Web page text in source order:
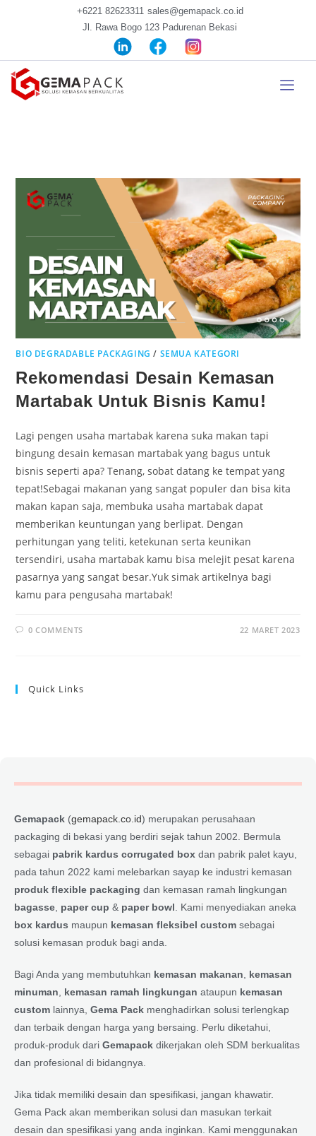
+6221 82623311 sales@gemapack.co.id
Jl. Rawa Bogo 123 Padurenan Bekasi
BIO DEGRADABLE PACKAGING / SEMUA KATEGORI
Rekomendasi Desain Kemasan
Martabak Untuk Bisnis Kamu!
Lagi pengen usaha martabak karena suka makan tapi
bingung desain kemasan martabak yang bagus untuk
bisnis seperti apa? Tenang, sobat datang ke tempat yang
tepat!Sebagai makanan yang sangat populer dan bisa kita
makan kapan saja, membuka usaha martabak dapat
memberikan keuntungan yang berlipat. Dengan
perhitungan yang teliti, ketekunan serta keunikan
tersendiri, usaha martabak kamu bisa melejit pesat karena
pasarnya yang sangat besar.Yuk simak artikelnya bagi
kamu para pengusaha martabak!
0 COMMENTS 22 MARET 2023
Quick Links
Gemapack (gemapack.co.id) merupakan perusahaan
packaging di bekasi yang berdiri sejak tahun 2002. Bermula
sebagai pabrik kardus corrugated box dan pabrik palet kayu,
pada tahun 2022 kami melebarkan sayap ke industri kemasan
produk flexible packaging dan kemasan ramah lingkungan
bagasse paper cup & paper bowl . Kami menyediakan aneka
box kardus maupun kemasan fleksibel custom sebagai
solusi kemasan produk bagi anda.
Bagi Anda yang membutuhkan kemasan makanan
kemasan
minuman
kemasan ramah lingkungan ataupun kemasan
custom lainnya, Gema Pack menghadirkan solusi terlengkap
dan terbaik dengan harga yang bersaing. Perlu diketahui,
produk-produk dari Gemapack dikerjakan oleh SDM berkualitas
dan profesional di bidangnya.
Jika tidak memiliki desain dan spesifikasi, jangan khawatir.
Gema Pack akan memberikan solusi dan masukan terkait
desain dan spesifikasi yang anda inginkan. Kami menggunakan